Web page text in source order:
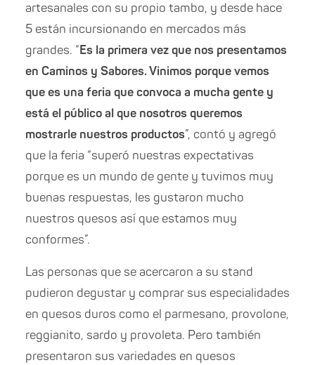
artesanales con su propio tambo, y desde hace
5 están incursionando en mercados más
grandes. “Es la primera vez que nos presentamos
en Caminos y Sabores. Vinimos porque vemos
que es una feria que convoca a mucha gente y
está el público al que nosotros queremos
mostrarle nuestros productos”, contó y agregó
que la feria “superó nuestras expectativas
porque es un mundo de gente y tuvimos muy
buenas respuestas, les gustaron mucho
nuestros quesos así que estamos muy
conformes”.
Las personas que se acercaron a su stand
pudieron degustar y comprar sus especialidades
en quesos duros como el parmesano, provolone,
reggianito, sardo y provoleta. Pero también
presentaron sus variedades en quesos